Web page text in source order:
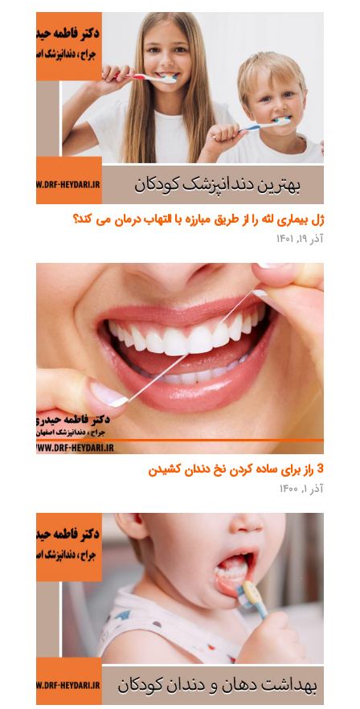
ژل بیماری لثه را از طریق مبارزه با التهاب درمان می کند؟
آذر ۱۹, ۱۴۰۱
3 راز برای ساده کردن نخ دندان کشیدن
آذر ۱, ۱۴۰۰